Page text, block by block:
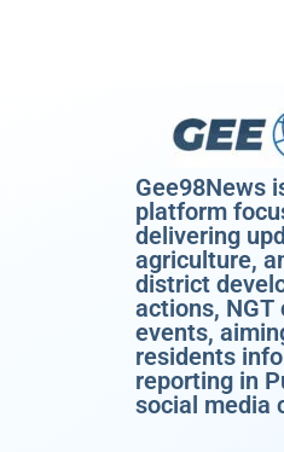
Gee98News
platform
delivering
agriculture,
district
actions, NGT
events,
residents
reporting in
social media